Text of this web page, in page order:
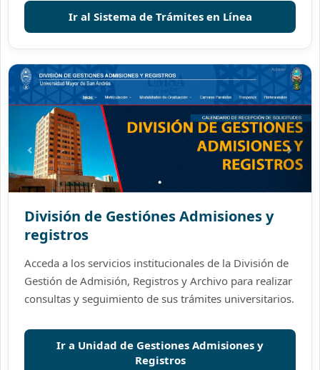
Ir al Sistema de Trámites en Línea
División de Gestiónes Admisiones y
registros
Acceda a los servicios institucionales de la División de
Gestión de Admisión, Registros y Archivo para realizar
consultas y seguimiento de sus trámites universitarios.
Ir a Unidad de Gestiones Admisiones y
Registros